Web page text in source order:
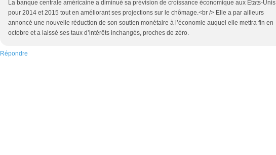
La banque centrale américaine a diminué sa prévision de croissance économique aux Etats-Unis
pour 2014 et 2015 tout en améliorant ses projections sur le chômage.<br /> Elle a par ailleurs
annoncé une nouvelle réduction de son soutien monétaire à l’économie auquel elle mettra fin en
octobre et a laissé ses taux d’intérêts inchangés, proches de zéro.
Répondre